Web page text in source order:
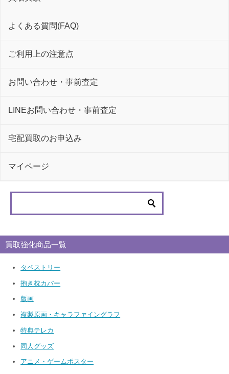
よくある質問(FAQ)
ご利用上の注意点
お問い合わせ・事前査定
LINEお問い合わせ・事前査定
宅配買取のお申込み
マイページ
買取強化商品一覧
タペストリー
抱き枕カバー
版画
複製原画・キャラファイングラフ
特典テレカ
同人グッズ
アニメ・ゲームポスター